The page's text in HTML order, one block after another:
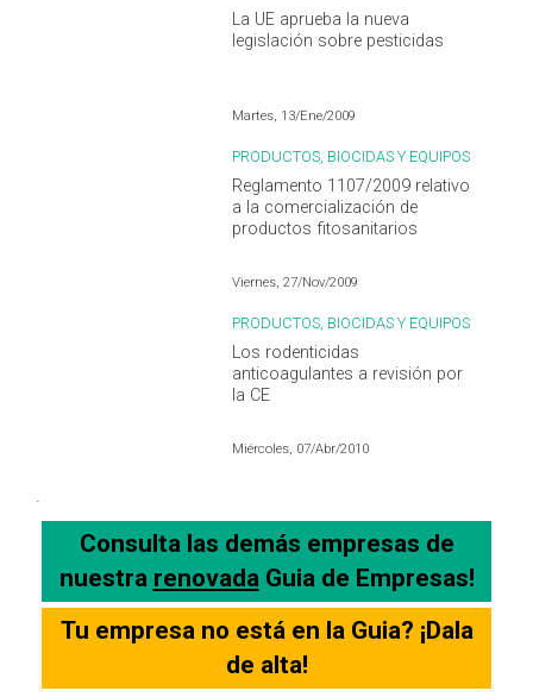
La UE aprueba la nueva
legislación sobre pesticidas
Martes, 13/Ene/2009
PRODUCTOS, BIOCIDAS Y EQUIPOS
Reglamento 1107/2009 relativo
a la comercialización de
productos fitosanitarios
Viernes, 27/Nov/2009
PRODUCTOS, BIOCIDAS Y EQUIPOS
Los rodenticidas
anticoagulantes a revisión por
la CE
Miércoles, 07/Abr/2010
.
Consulta las demás empresas de
nuestra renovadaGuia de Empresas!
Tu empresa no está en la Guia? ¡Dala
de alta!